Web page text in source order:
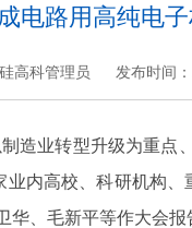
电路用高纯电
高科管理员 发布时间
+ -
业转型升级为重点
内高校、科研机构
、毛新平等作大会报